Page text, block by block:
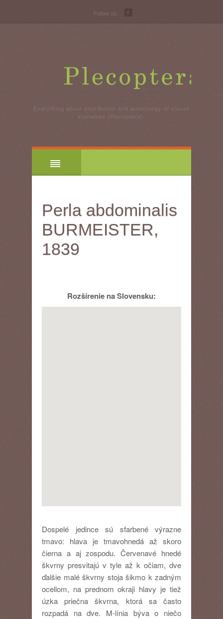
Follow us:
Everything about distribution and autecology of slovak
stoneflies (Plecoptera).
Perla abdominalis
BURMEISTER,
1839
Rozšírenie na Slovensku:
Dospelé jedince sú sfarbené výrazne
tmavo: hlava je tmavohnedá až skoro
čierna a aj zospodu. Červenavé hnedé
škvrny presvitajú v tyle až k očiam, dve
ďalšie malé škvrny stoja šikmo k zadným
ocellom, na prednom okraji hlavy je tiež
úzka priečna škvrna, ktorá sa často
rozpadá na dve. M-línia býva o niečo